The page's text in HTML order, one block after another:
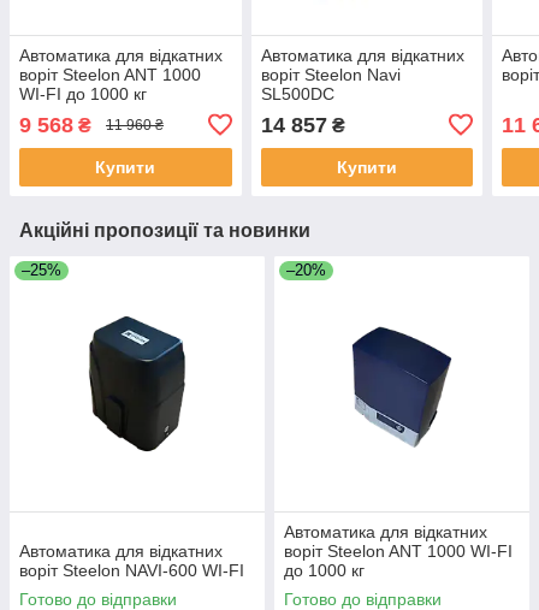
Автоматика для відкатних
воріт Steelon ANT 1000
WI-FI до 1000 кг
9 568 ₴ 11 960 ₴
Купити
Автоматика для відкатних
воріт Steelon Navi
SL500DC
14 857₴
Купити
11
Акційні пропозиції та новинки
–25%
Автоматика для відкатних
воріт Steelon NAVI-600 WI-FI
Готово до відправки
–20%
Автоматика для відкатних
воріт Steelon ANT 1000 WI-FI
до 1000 кг
Готово до відправки